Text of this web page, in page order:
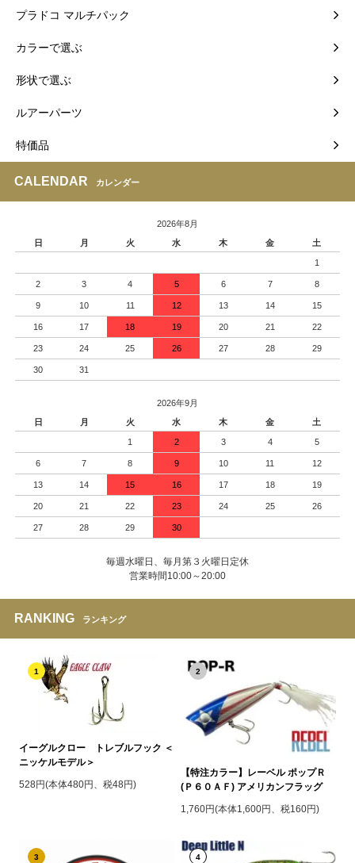
プラドコ マルチパック
カラーで選ぶ
形状で選ぶ
ルアーパーツ
特価品
CALENDAR カレンダー
2026年8月
日
月 火 水 木 金 土
1
2 3 4 5 6 7 8
9 10 11 12 13 14 15
16 17 18 19 20 21 22
23 24 25 26 27 28 29
30 31
2026年9月
日
月 火 水 木 金 土
1 2 3 4 5
6 7 8 9 10 11 12
13 14 15 16 17 18 19
20 21 22 23 24 25 26
27 28 29 30
毎週水曜日、毎月第３火曜日定休
営業時間10:00～20:00
RANKING ランキング
1
イーグルクロー トレブルフック ＜
ニッケルモデル＞
528円(本体480円、税48円)
2
【特注カラー】レーベル ポップＲ
(Ｐ６０ＡＦ) アメリカンフラッグ
1,760円(本体1,600円、税160円)
3 4